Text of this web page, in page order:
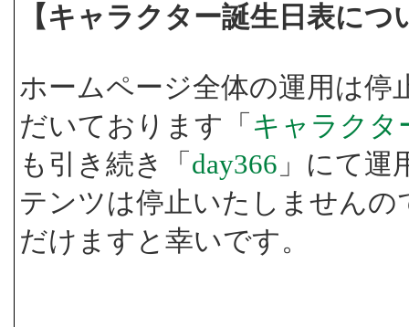
【キャラクター誕生日表に
ホームページ全体の運用は停
だいております「 キャラクタ
も引き続き「 day366 」にて
テンツは停止いたしません
だけますと幸いです。